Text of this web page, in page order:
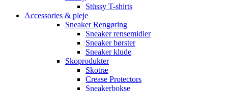
Stüssy T-shirts
Accessories & pleje
Sneaker Rengøring
Sneaker rensemidler
Sneaker børster
Sneaker klude
Skoprodukter
Skotræ
Crease Protectors
Sneakerbokse